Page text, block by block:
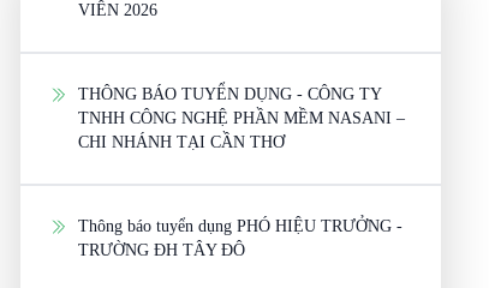
VIÊN 2026
THÔNG BÁO TUYỂN DỤNG - CÔNG TY
TNHH CÔNG NGHỆ PHẦN MỀM NASANI –
CHI NHÁNH TẠI CẦN THƠ
Thông báo tuyển dụng PHÓ HIỆU TRƯỞNG -
TRƯỜNG ĐH TÂY ĐÔ